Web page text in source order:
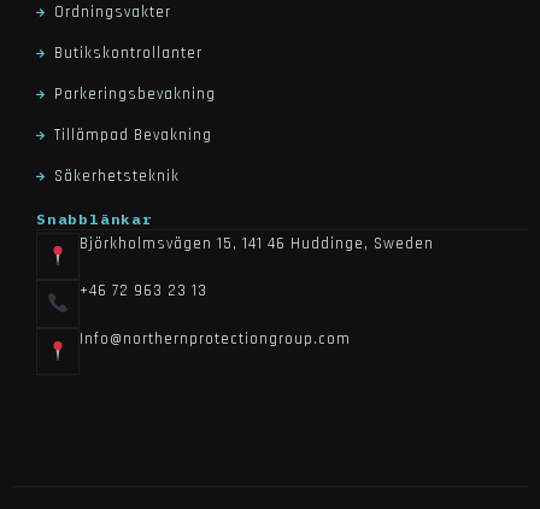
Ordningsvakter
Butikskontrollanter
Parkeringsbevakning
Tillämpad Bevakning
Säkerhetsteknik
Snabblänkar
Björkholmsvägen 15, 141 46 Huddinge, Sweden
+46 72 963 23 13
Info@northernprotectiongroup.com